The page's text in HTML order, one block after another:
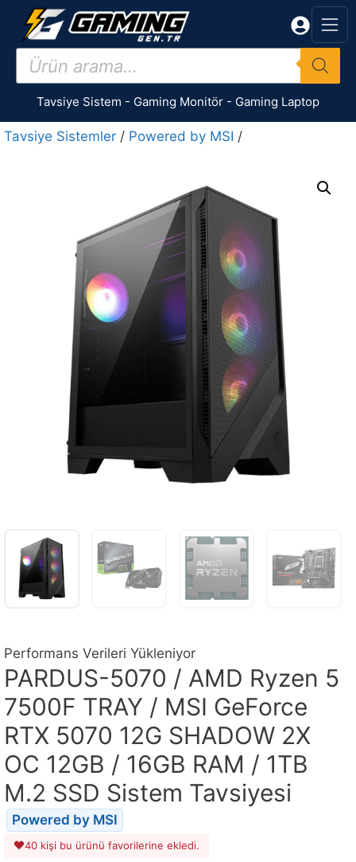
İçeriğe
Products
search
Tavsiye Sistem - Gaming Monitör - Gaming Laptop
Tavsiye Sistemler / Powered by MSI /
Performans Verileri Yükleniyor
PARDUS-5070 / AMD Ryzen 5
7500F TRAY / MSI GeForce
RTX 5070 12G SHADOW 2X
OC 12GB / 16GB RAM / 1TB
M.2 SSD Sistem Tavsiyesi
Powered by MSI
40 kişi bu ürünü favorilerine ekledi.